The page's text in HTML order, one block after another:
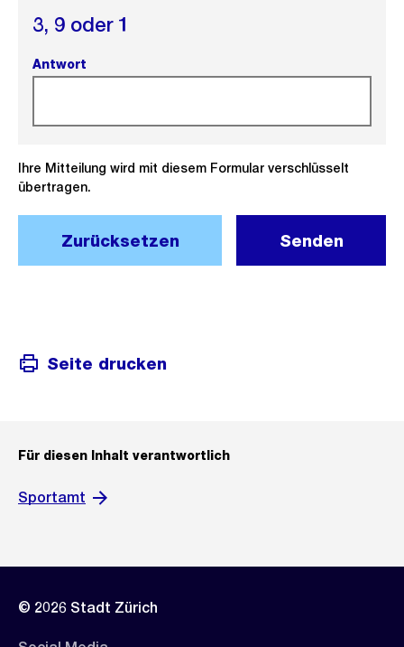
3, 9 oder 1
Antwort
Ihre Mitteilung wird mit diesem Formular verschlüsselt
übertragen.
Zurücksetzen Senden
Seite drucken
Für diesen Inhalt verantwortlich
Sportamt
© 2026 Stadt Zürich